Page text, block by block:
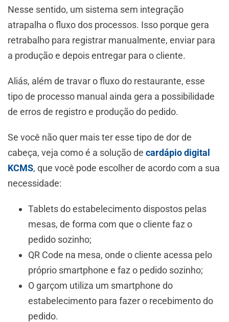
Nesse sentido, um sistema sem integração
atrapalha o fluxo dos processos. Isso porque gera
retrabalho para registrar manualmente, enviar para
a produção e depois entregar para o cliente.
Aliás, além de travar o fluxo do restaurante, esse
tipo de processo manual ainda gera a possibilidade
de erros de registro e produção do pedido.
Se você não quer mais ter esse tipo de dor de
cabeça, veja como é a solução de cardápio digital
KCMS, que você pode escolher de acordo com a sua
necessidade:
Tablets do estabelecimento dispostos pelas
mesas, de forma com que o cliente faz o
pedido sozinho;
QR Code na mesa, onde o cliente acessa pelo
próprio smartphone e faz o pedido sozinho;
O garçom utiliza um smartphone do
estabelecimento para fazer o recebimento do
pedido.